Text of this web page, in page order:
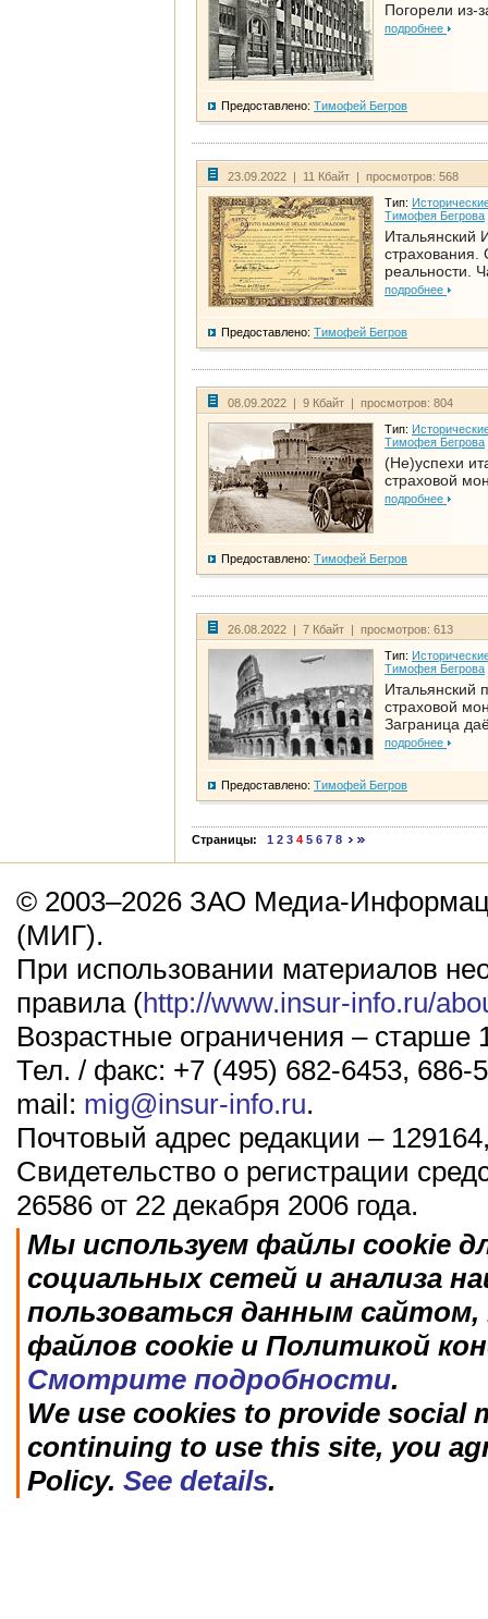
Погорели из-
подробнее
Предоставлено: Тимофей Бегров
23.09.2022 | 11 Кбайт | просмотров: 568
Тип:
Тимофея Бегрова
Итальянский
страхования.
реальности.
подробнее
Предоставлено: Тимофей Бегров
08.09.2022 | 9 Кбайт | просмотров: 804
Тип:
Тимофея Бегрова
(Не)успехи
страховой
подробнее
Предоставлено: Тимофей Бегров
26.08.2022 | 7 Кбайт | просмотров: 613
Тип:
Тимофея Бегрова
Итальянский
страховой
Заграница
подробнее
Предоставлено: Тимофей Бегров
Страницы: 1 2 3 4 5 6 7 8
© 2003–2026 ЗАО Медиа-
(МИГ).
При использовании материалов
правила (http://www.insur-info.ru/
Возрастные ограничения – старше
Тел. / факс: +7 (495) 682-6453, 686-
mail: mig@insur-info.ru.
Почтовый адрес редакции –
Свидетельство о регистрации
26586 от 22 декабря 2006 года.
Мы используем файлы cookie
социальных сетей и анализа
пользоваться данным
файлов cookie и Политикой
Смотрите подробности.
We use cookies to provide social
continuing to use this site, you
Policy. See details.